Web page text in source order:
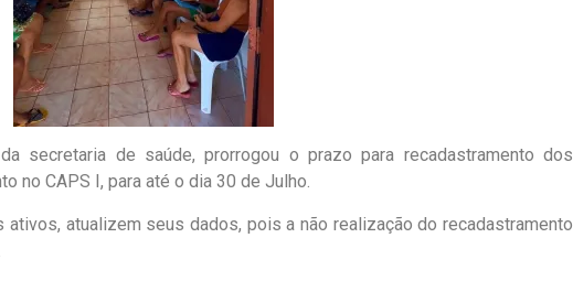
secretaria de saúde, prorrogou o prazo para recadastramento dos
no CAPS I, para até o dia 30 de Julho.
atualizem seus dados, pois a não realização do recadastramento